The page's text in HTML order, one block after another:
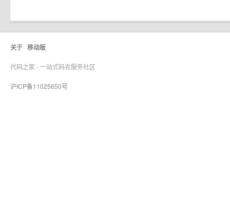
关于 移动版
代码之家 - 一站式码农服务社区
沪ICP备11025650号